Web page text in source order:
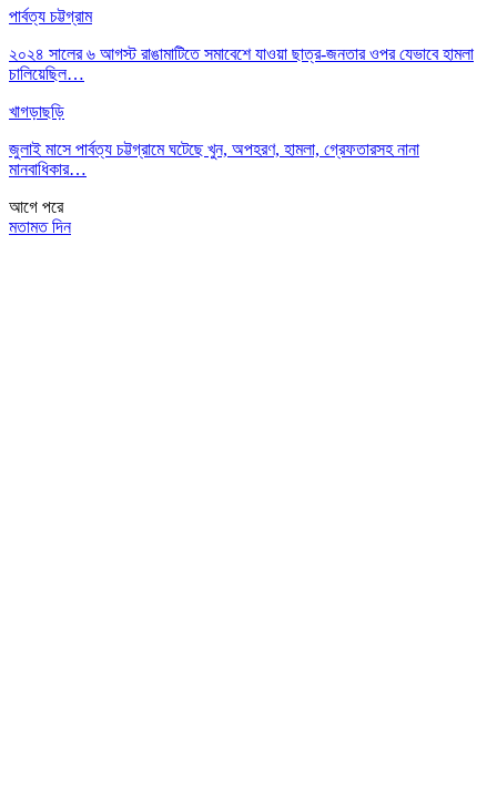
পার্বত্য চট্টগ্রাম
২০২৪ সালের ৬ আগস্ট রাঙামাটিতে সমাবেশে যাওয়া ছাত্র-জনতার ওপর যেভাবে হামলা
চালিয়েছিল…
খাগড়াছড়ি
জুলাই মাসে পার্বত্য চট্টগ্রামে ঘটেছে খুন, অপহরণ, হামলা, গ্রেফতারসহ নানা
মানবাধিকার…
আগে পরে
মতামত দিন